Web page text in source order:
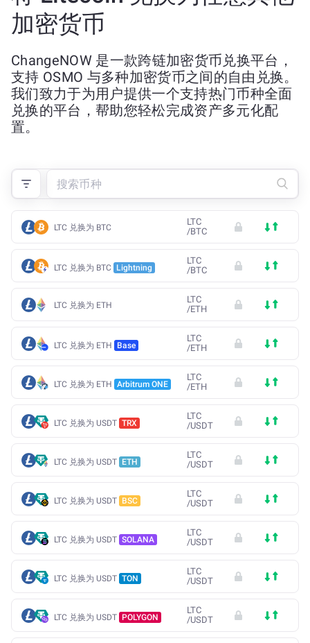
加密货币
ChangeNOW 是一款跨链加密货币兑换平台，
支持 OSMO 与多种加密货币之间的自由兑换。
我们致力于为用户提供一个支持热门币种全面
兑换的平台，帮助您轻松完成资产多元化配
置。
LTC 兑换为 BTC
LTC
/BTC
LTC 兑换为 BTC Lightning
LTC
/BTC
LTC 兑换为 ETH
LTC
/ETH
LTC 兑换为 ETH Base
LTC
/ETH
LTC 兑换为 ETH Arbitrum ONE
LTC
/ETH
LTC 兑换为 USDT TRX
LTC
/USDT
LTC 兑换为 USDT ETH
LTC
/USDT
LTC 兑换为 USDT BSC
LTC
/USDT
LTC 兑换为 USDT SOLANA
LTC
/USDT
LTC 兑换为 USDT TON
LTC
/USDT
LTC 兑换为 USDT POLYGON
LTC
/USDT